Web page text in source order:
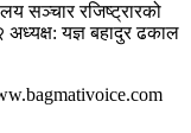
सञ्चार रजिष्ट्रारको
अध्यक्ष: यज्ञ बहादुर ढकाल